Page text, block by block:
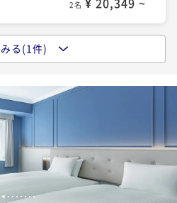
- 24:00 OUT12:00
ポイント即利用で
2名 ¥ 59,166 ~
たらこのプランで決まり！6
- 24:00 OUT12:00
ポイント即利用で最大5％OFF
屋のみ）お早め30日前の連
2名
ェックイン日入園】東京デ
可
IN 15:00 - 24:00 OUT12:00
イント即利用で
2名 ¥ 26,429 ~
る(1件)
1 2 3 4 5 678